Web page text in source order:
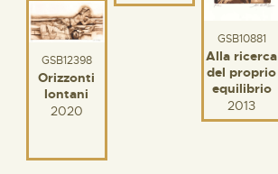
GSB10881
Alla ricerca
del proprio
equilibrio
2013
GSB12398
Orizzonti
lontani
2020